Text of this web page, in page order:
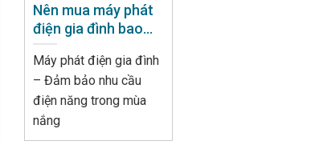
Nên mua máy phát
điện gia đình bao
nhiêu kW là đủ dùng
?
Máy phát điện gia đình
– Đảm bảo nhu cầu
điện năng trong mùa
nắng